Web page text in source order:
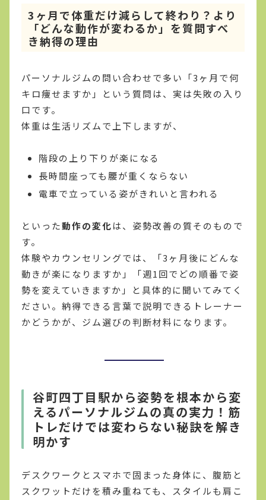
3ヶ月で体重だけ減らして終わり？より
「どんな動作が変わるか」を質問すべ
き納得の理由
パーソナルジムの問い合わせで多い「3ヶ月で何
キロ痩せますか」という質問は、実は失敗の入り
口です。
体重は生活リズムで上下しますが、
階段の上り下りが楽になる
長時間座っても腰が重くならない
電車で立っている姿がきれいと言われる
といった動作の変化は、姿勢改善の質そのもので
す。
体験やカウンセリングでは、「3ヶ月後にどんな
動きが楽になりますか」「週1回でどの順番で姿
勢を変えていきますか」と具体的に聞いてみてく
ださい。納得できる言葉で説明できるトレーナー
かどうかが、ジム選びの判断材料になります。
谷町四丁目駅から姿勢を根本から変
えるパーソナルジムの真の実力！筋
トレだけでは変わらない秘訣を解き
明かす
デスクワークとスマホで固まった身体に、腹筋と
スクワットだけを積み重ねても、スタイルも肩こ